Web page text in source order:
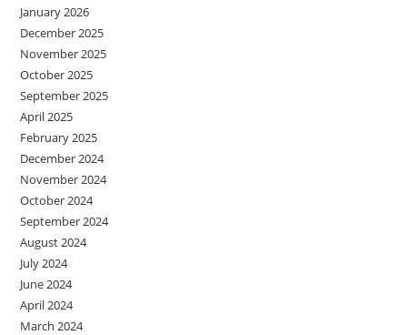
January 2026
December 2025
November 2025
October 2025
September 2025
April 2025
February 2025
December 2024
November 2024
October 2024
September 2024
August 2024
July 2024
June 2024
April 2024
March 2024